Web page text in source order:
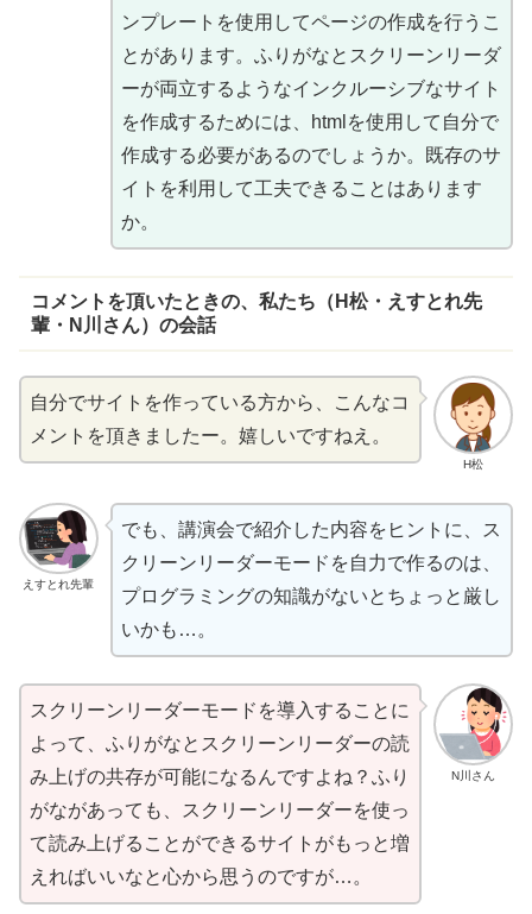
ンプレートを使用 してページの作成を行うこ
とがあります。ふりがなとスクリーンリーダ
ーが両立するようなインクルーシブなサイト
を作成するためには、htmlを使用 して 自分で
作成する必要があるのでしょうか。 既存のサ
イトを利用 して工夫できることはあります
か。
コメントを頂いたときの、 私たち（H松・えすとれ先
輩・N川さん）の会話
H松
自分でサイトを作っている方から、こんなコ
メントを頂きましたー。 嬉しいですねえ。
えすとれ先輩
でも、 講演会で紹介 した内容をヒントに、ス
クリーンリーダーモードを自力で作るのは、
プログラミングの知識がないとちょっと 厳し
いかも…。
N川さん
スクリーンリーダーモードを導入することに
よって、ふりがなとスクリーンリーダーの読
み 上げの共存が可能になるんですよね？ふり
がながあっても、スクリーンリーダーを使っ
て読み 上げることができるサイトがもっと増
えればいいなと心から思 うのですが…。